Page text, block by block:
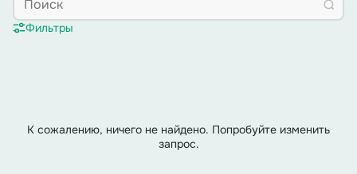
Фильтры
К сожалению, ничего не найдено. Попробуйте изменить
запрос.